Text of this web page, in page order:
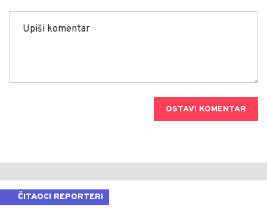
OSTAVI KOMENTAR
ČITAOCI REPORTERI